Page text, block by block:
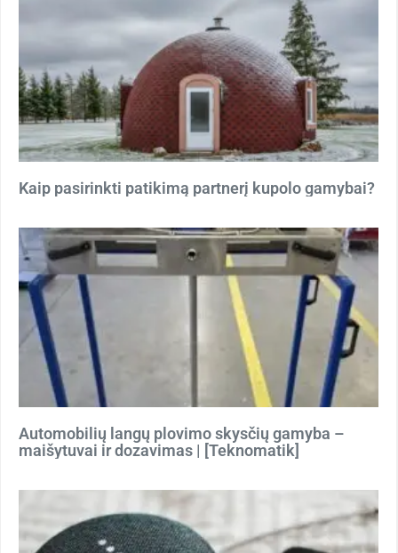
Kaip pasirinkti patikimą partnerį kupolo gamybai?
Automobilių langų plovimo skysčių gamyba –
maišytuvai ir dozavimas | [Teknomatik]